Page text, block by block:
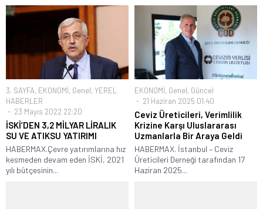
3. SAYFA, EKONOMİ, Genel, YEREL
HABERLER
23 Mayıs 2022 22:20
İSKİ’DEN 3,2 MİLYAR LİRALIK
SU VE ATIKSU YATIRIMI
HABERMAX.Çevre yatırımlarına hız
kesmeden devam eden İSKİ, 2021
yılı bütçesinin...
EKONOMİ, Genel, Güncel
21 Haziran 2025 01:40
Ceviz Üreticileri, Verimlilik
Krizine Karşı Uluslararası
Uzmanlarla Bir Araya Geldi
HABERMAX. İstanbul – Ceviz
Üreticileri Derneği tarafından 17
Haziran 2025...